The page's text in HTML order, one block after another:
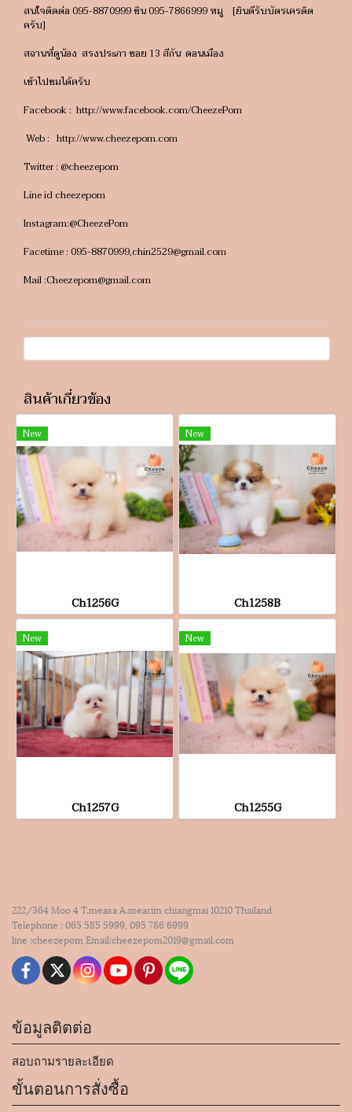
สนใจติดต่อ 095-8870999 ชิน 095-7866999 หมู [ยินดีรับบัตรเครดิต
ครับ]
สถานที่ดูน้อง สรงประภา ซอย 13 สีกัน ดอนเมือง
เข้าไปชมได้ครับ
Facebook : http://www.facebook.com/CheezePom
Web : http://www.cheezepom.com
Twitter : @cheezepom
Line id cheezepom
Instagram:@CheezePom
Facetime : 095-8870999,chin2529@gmail.com
Mail :Cheezepom@gmail.com
สินค้าเกี่ยวข้อง
New
Ch1256G
New
Ch1258B
New
Ch1257G
New
Ch1255G
222/364 Moo 4 T.measa A.mearim chiangmai 10210 Thailand
Telephone : 065 585 5999, 095 786 6999
line :cheezepom Email:cheezepom2019@gmail.com
ข้อมูลติตต่อ
สอบถามรายละเอียด
ขั้นตอนการสั่งซื้อ